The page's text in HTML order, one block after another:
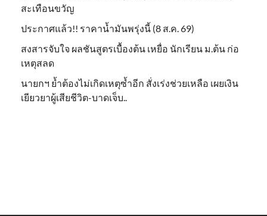
สะเทือนขวัญ
ประกาศแล้ว!! ราคาน้ำมันพรุ่งนี้ (8 ส.ค. 69)
สงสารจับใจ ผลชันสูตรเบื้องต้น เหยื่อ นักเรียน ม.ต้น ก่อ
เหตุสลด
นายกฯ ย้ำต้องไม่เกิดเหตุซ้ำอีก สั่งเร่งช่วยเหลือ เผยเงิน
เยียวยาผู้เสียชีวิต-บาดเจ็บ..